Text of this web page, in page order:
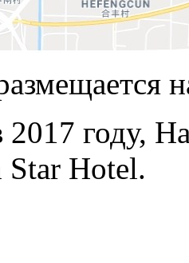
2017 году,
Star Hotel.